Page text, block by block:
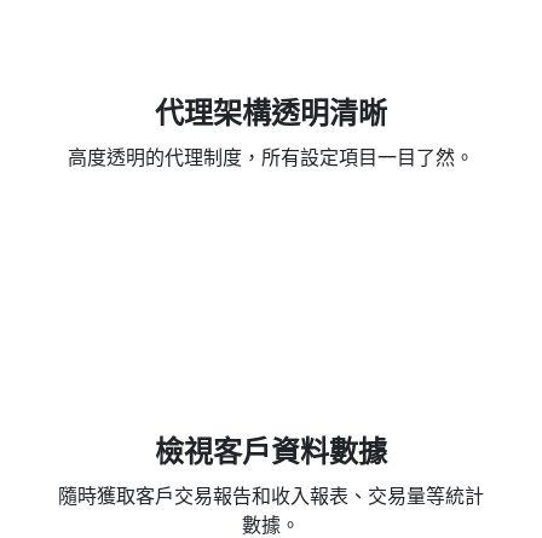
代理架構透明清晰
高度透明的代理制度，所有設定項目一目了然。
檢視客戶資料數據
隨時獲取客戶交易報告和收入報表、交易量等統計
數據。